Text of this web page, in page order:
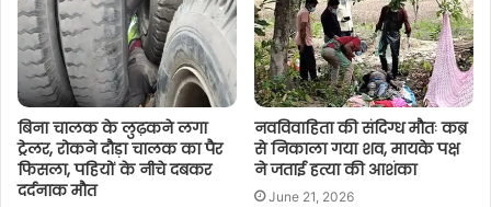
बिना चालक के लुढ़कने लगा
ट्रेलर, रोकने दौड़ा चालक का पैर
फिसला, पहियों के नीचे दबकर
दर्दनाक मौत
नवविवाहिता की संदिग्ध मौतः कब्र
से निकाला गया शव, मायके पक्ष
ने जताई हत्या की आशंका
June 21, 2026